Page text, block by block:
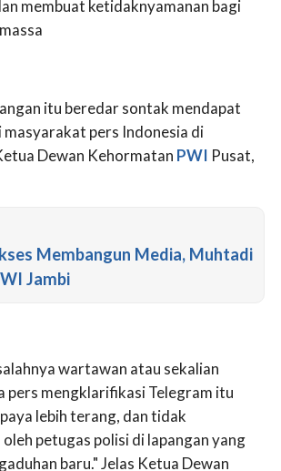
membuat ketidaknyamanan bagi
itu beredar sontak mendapat
masyarakat pers Indonesia di
Dewan Kehormatan PWI Pusat,
Membangun Media, Muhtadi
Jambi
wartawan atau sekalian
pers mengklarifikasi Telegram itu
lebih terang, dan tidak
petugas polisi di lapangan yang
baru." Jelas Ketua Dewan